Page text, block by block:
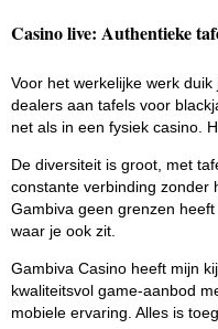
Casino live: Authentieke
Voor het werkelijke werk
dealers aan tafels voor
net als in een fysiek casino.
De diversiteit is groot, met
constante verbinding zonder
Gambiva geen grenzen
waar je ook zit.
Gambiva Casino heeft mijn
kwaliteitsvol game-aanbod
mobiele ervaring. Alles is